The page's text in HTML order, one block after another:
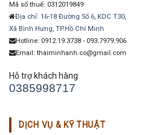
Mã số thuế: 0312019849
Địa chỉ: 16-18 Đường Số 6, KDC T30,
Xã Bình Hưng, TP.Hồ Chí Minh
Hotline: 0912.19.3738 - 093.7979.906
Email: thaiminhanh.co@gmail.com
Hỗ trợ khách hàng
0385998717
DỊCH VỤ & KỸ THUẬT